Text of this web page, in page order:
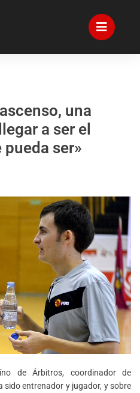
una
a ser el
ser»
de Árbitros, coordinador de
sido entrenador y jugador, y sobre